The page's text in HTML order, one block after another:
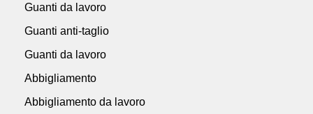
Guanti da lavoro
Guanti anti-taglio
Guanti da lavoro
Abbigliamento
Abbigliamento da lavoro